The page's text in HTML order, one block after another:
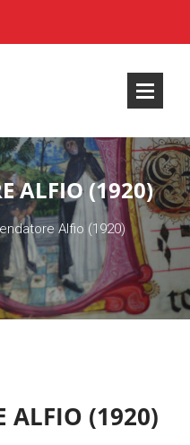
ALFIO (1920)
Alfio (1920)
ALFIO (1920)